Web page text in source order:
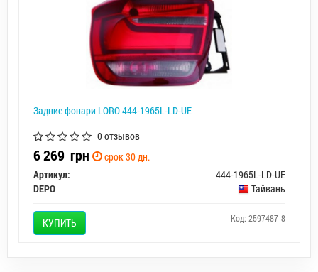
Задние фонари LORO 444-1965L-LD-UE
0 отзывов
6 269 грн
срок 30 дн.
Артикул:
444-1965L-LD-UE
DEPO
Тайвань
КУПИТЬ Код: 2597487-8